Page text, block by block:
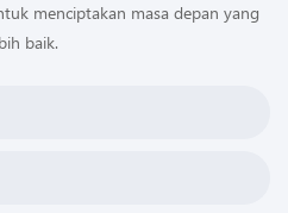
menciptakan masa depan yang
baik.